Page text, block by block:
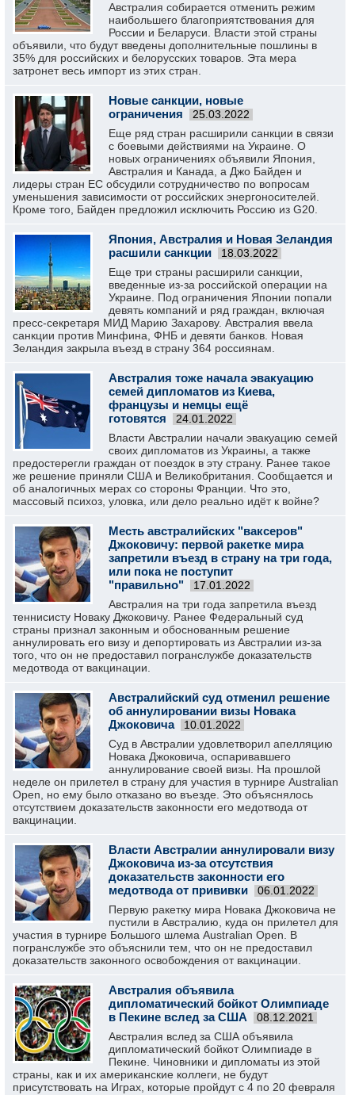
Австралия собирается отменить режим
наибольшего благоприятствования для
России и Беларуси. Власти этой страны
объявили, что будут введены дополнительные пошлины в
35% для российских и белорусских товаров. Эта мера
затронет весь импорт из этих стран.
Новые санкции, новые
ограничения
25.03.2022
Еще ряд стран расширили санкции в связи
с боевыми действиями на Украине. О
новых ограничениях объявили Япония,
Австралия и Канада, а Джо Байден и
лидеры стран ЕС обсудили сотрудничество по вопросам
уменьшения зависимости от российских энергоносителей.
Кроме того, Байден предложил исключить Россию из G20.
Япония, Австралия и Новая Зеландия
расшили санкции
18.03.2022
Еще три страны расширили санкции,
введенные из-за российской операции на
Украине. Под ограничения Японии попали
девять компаний и ряд граждан, включая
пресс-секретаря МИД Марию Захарову. Австралия ввела
санкции против Минфина, ФНБ и девяти банков. Новая
Зеландия закрыла въезд в страну 364 россиянам.
Австралия тоже начала эвакуацию
семей дипломатов из Киева,
французы и немцы ещё
готовятся
24.01.2022
Власти Австралии начали эвакуацию семей
своих дипломатов из Украины, а также
предостерегли граждан от поездок в эту страну. Ранее такое
же решение приняли США и Великобритания. Сообщается и
об аналогичных мерах со стороны Франции. Что это,
массовый психоз, уловка, или дело реально идёт к войне?
Месть австралийских "ваксеров"
Джоковичу: первой ракетке мира
запретили въезд в страну на три года,
или пока не поступит
"правильно"
17.01.2022
Австралия на три года запретила въезд
теннисисту Новаку Джоковичу. Ранее Федеральный суд
страны признал законным и обоснованным решение
аннулировать его визу и депортировать из Австралии из-за
того, что он не предоставил погранслужбе доказательств
медотвода от вакцинации.
Австралийский суд отменил решение
об аннулировании визы Новака
Джоковича
10.01.2022
Суд в Австралии удовлетворил апелляцию
Новака Джоковича, оспаривавшего
аннулирование своей визы. На прошлой
неделе он прилетел в страну для участия в турнире Australian
Open, но ему было отказано во въезде. Это объяснялось
отсутствием доказательств законности его медотвода от
вакцинации.
Власти Австралии аннулировали визу
Джоковича из-за отсутствия
доказательств законности его
медотвода от прививки
06.01.2022
Первую ракетку мира Новака Джоковича не
пустили в Австралию, куда он прилетел для
участия в турнире Большого шлема Australian Open. В
погранслужбе это объяснили тем, что он не предоставил
доказательств законного освобождения от вакцинации.
Австралия объявила
дипломатический бойкот Олимпиаде
в Пекине вслед за США
08.12.2021
Австралия вслед за США объявила
дипломатический бойкот Олимпиаде в
Пекине. Чиновники и дипломаты из этой
страны, как и их американские коллеги, не будут
присутствовать на Играх, которые пройдут с 4 по 20 февраля